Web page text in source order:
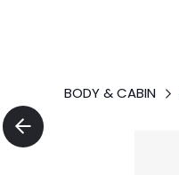
BODY & CABIN